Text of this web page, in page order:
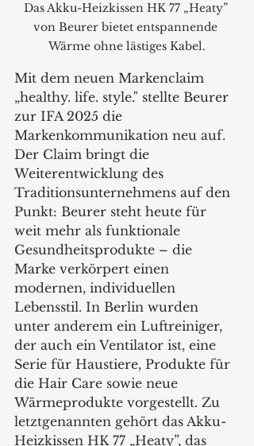
Das Akku-Heizkissen HK 77 „Heaty”
von Beurer bietet entspannende
Wärme ohne lästiges Kabel.
Mit dem neuen Markenclaim
„healthy. life. style." stellte Beurer
zur IFA 2025 die
Markenkommunikation neu auf.
Der Claim bringt die
Weiterentwicklung des
Traditionsunternehmens auf den
Punkt: Beurer steht heute für
weit mehr als funktionale
Gesundheitsprodukte – die
Marke verkörpert einen
modernen, individuellen
Lebensstil. In Berlin wurden
unter anderem ein Luftreiniger,
der auch ein Ventilator ist, eine
Serie für Haustiere, Produkte für
die Hair Care sowie neue
Wärmeprodukte vorgestellt. Zu
letztgenannten gehört das Akku-
Heizkissen HK 77 „Heaty”, das